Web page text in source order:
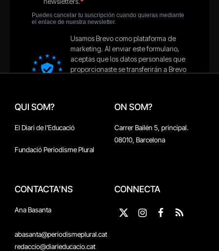
QUI SOM?
El Diari de l'Educació
Fundació Periodisme Plural
ON SOM?
Carrer Bailén 5, principal.
08010, Barcelona
CONTACTA'NS
Ana Basanta
abasanta@periodismeplural.cat
redaccio@diarieducacio.cat
CONNECTA
X
InstagramFacebook
RSS